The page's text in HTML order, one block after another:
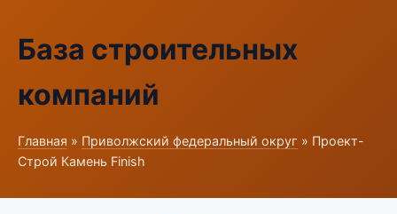
База строительных
компаний
Главная » Приволжский федеральный округ » Проект-
Строй Камень Finish